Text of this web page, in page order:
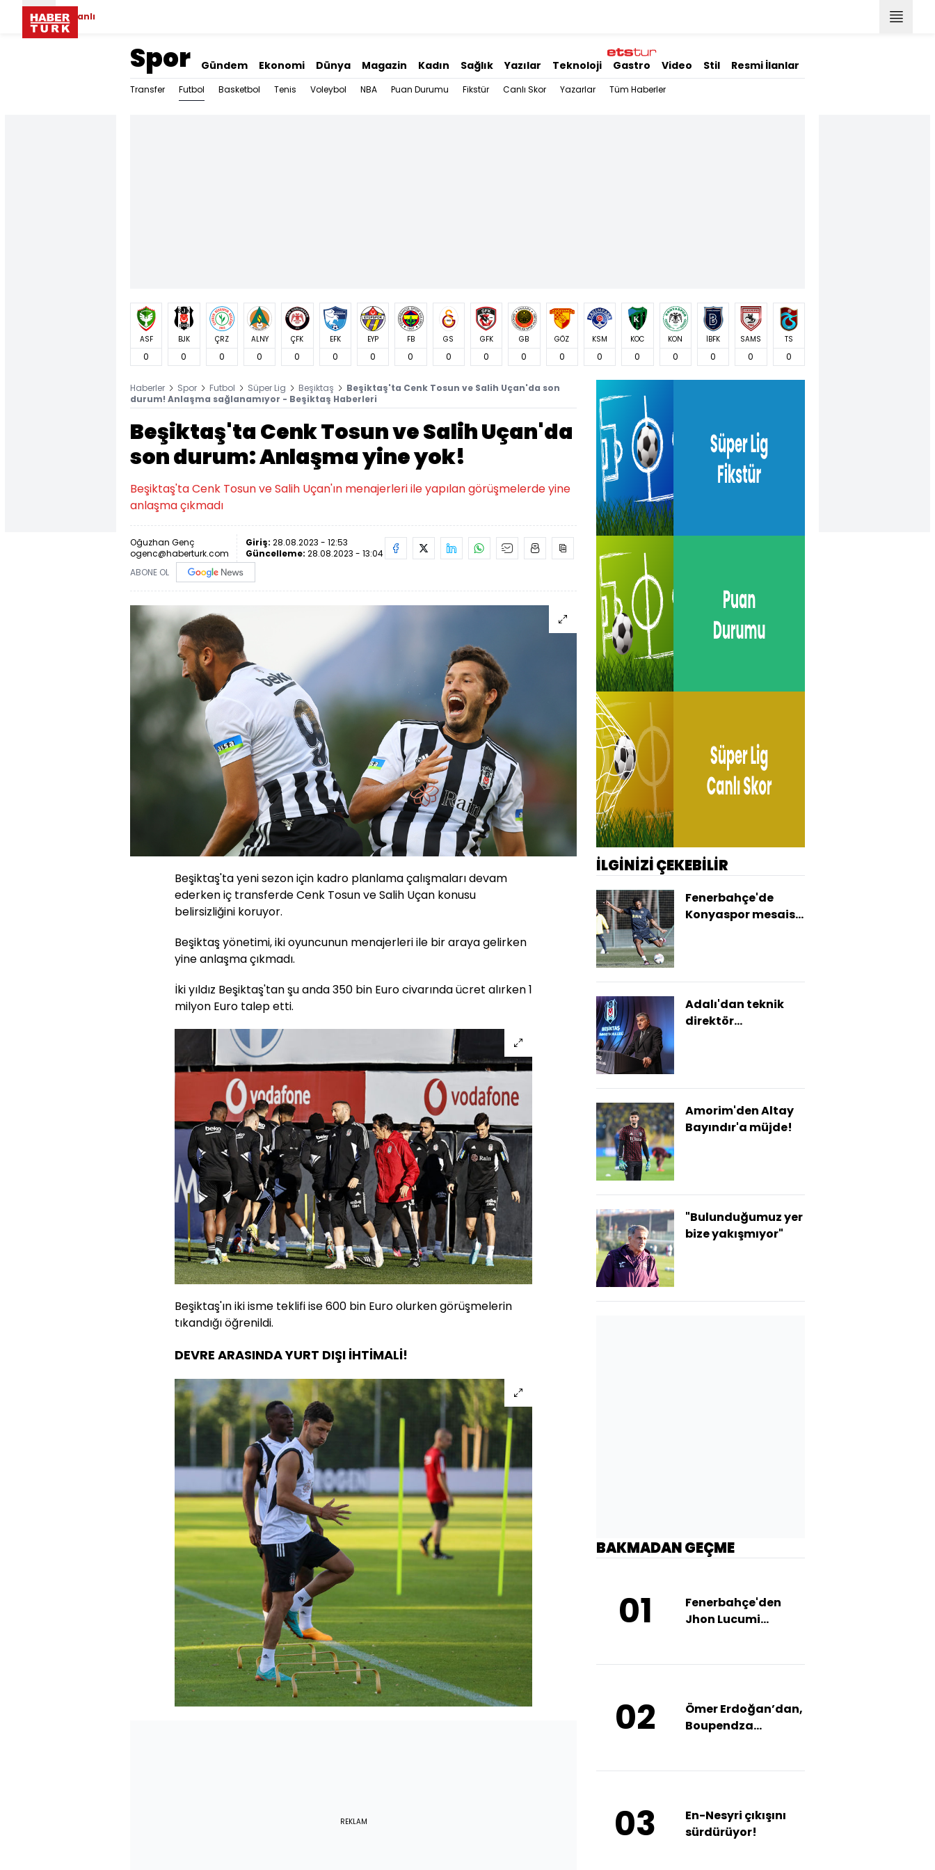
Canlı
Spor Gündem Ekonomi Dünya Magazin Kadın Sağlık Yazılar Teknoloji Gastro Video Stil Resmi İlanlar
Transfer Futbol Basketbol Tenis Voleybol NBA Puan Durumu Fikstür Canlı Skor Yazarlar Tüm Haberler
ASF
0
BJK
0
ÇRZ
0
ALNY
0
ÇFK
0
EFK
0
EYP
0
FB
0
GS
0
GFK
0
GB
0
GÖZ
0
KSM
0
KOC
0
KON
0
İBFK
0
SAMS
0
TS
0
Haberler Spor Futbol Süper Lig Beşiktaş
Beşiktaş'ta Cenk Tosun ve Salih Uçan'da son
durum! Anlaşma sağlanamıyor - Beşiktaş Haberleri
Beşiktaş'ta Cenk Tosun ve Salih Uçan'da
son durum: Anlaşma yine yok!
Beşiktaş'ta Cenk Tosun ve Salih Uçan'ın menajerleri ile yapılan görüşmelerde yine
anlaşma çıkmadı
Oğuzhan Genç
ogenc@haberturk.com
Giriş: 28.08.2023 - 12:53
Güncelleme: 28.08.2023 - 13:04
ABONE OL
Beşiktaş'ta yeni sezon için kadro planlama çalışmaları devam
ederken iç transferde Cenk Tosun ve Salih Uçan konusu
belirsizliğini koruyor.
Beşiktaş yönetimi, iki oyuncunun menajerleri ile bir araya gelirken
yine anlaşma çıkmadı.
İki yıldız Beşiktaş'tan şu anda 350 bin Euro civarında ücret alırken 1
milyon Euro talep etti.
Beşiktaş'ın iki isme teklifi ise 600 bin Euro olurken görüşmelerin
tıkandığı öğrenildi.
DEVRE ARASINDA YURT DIŞI İHTİMALİ!
REKLAM
İLGİNİZİ ÇEKEBİLİR
Fenerbahçe'de
Konyaspor mesaisi
Adalı'dan teknik
direktör
Amorim'den Altay
Bayındır'a müjde!
"Bulunduğumuz yer
bize yakışmıyor"
BAKMADAN GEÇME
01
Fenerbahçe'den
Jhon Lucumi
02
Ömer Erdoğan’dan,
Boupendza
03
En-Nesyri çıkışını
sürdürüyor!